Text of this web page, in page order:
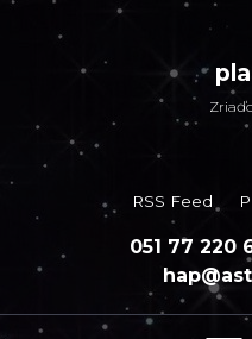
RSS Feed
051 77 220